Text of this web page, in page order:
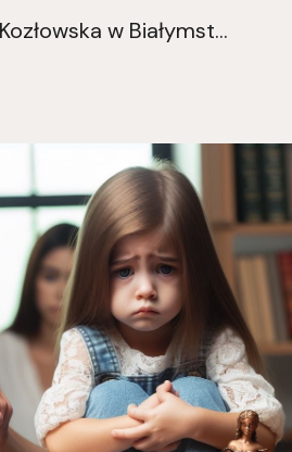
Skip to
Adwokat Emilia Kozłowska w Białymstoku